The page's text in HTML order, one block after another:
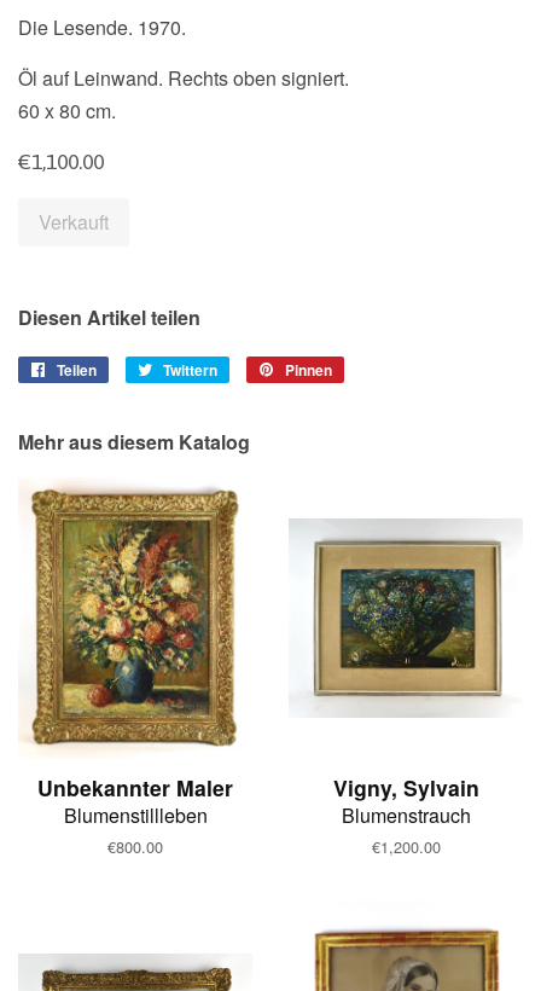
Die Lesende. 1970.
Öl auf Leinwand. Rechts oben signiert.
60 x 80 cm.
Normaler
€1,100.00
Verkauft
Diesen Artikel teilen
Teilen Twittern Pinnen
Mehr aus diesem Katalog
Unbekannter Maler
Blumenstillleben
Normaler
€800.00
Vigny, Sylvain
Blumenstrauch
Normaler
€1,200.00